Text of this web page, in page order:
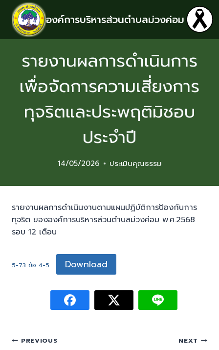
องค์การบริหารส่วนตำบลม่วงค่อม
รายงานผลการดำเนินการ
เพื่อจัดการความเสี่ยงการ
ทุจริตและประพฤติมิชอบ
ประจำปี
14/05/2026 ประเมินคุณธรรม
รายงานผลการดำเนินงานตามแผนปฏิบัติการป้องกันการ
ทุจริต ขององค์การบริหารส่วนตำบลม่วงค่อม พ.ศ.2568
รอบ 12 เดือน
5-73 ข้อ 4-5 Download
PREVIOUS NEXT